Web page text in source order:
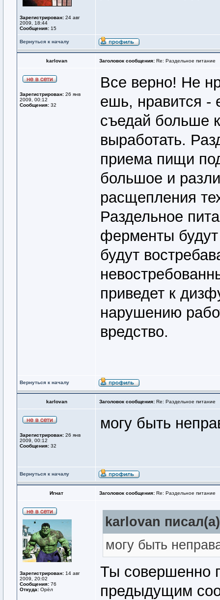
Зарегистрирован: 24 авг
2009, 18:44
Сообщения: 15
Вернуться к началу
karlovan Заголовок сообщения: Re: Раздельное питание
Зарегистрирован: 26 янв
2009, 00:12
Сообщения: 32
Все верно! Не
ешь, нравится -
съедай больше
выработать.
приема пищи
большое и
расщепления
Раздельное
ферменты будут
будут
приведет к
нарушению
вредство.
Вернуться к началу
karlovan Заголовок сообщения: Re: Раздельное питание
Зарегистрирован: 26 янв
2009, 00:12
Сообщения: 32
могу быть
Вернуться к началу
Игнат Заголовок сообщения: Re: Раздельное питание
Зарегистрирован: 14 авг
2009, 20:02
Сообщения: 76
Откуда: Орёл
karlovan
могу быть
Ты совершенно
предыдущим